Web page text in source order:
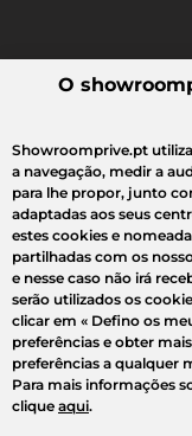
Pesquisar
Todas as vendas
O
Showroomprive.pt
a navegação, medir a
para lhe propor, junto
adaptadas aos seus
estes cookies e
partilhadas com os
e nesse caso não irá
serão utilizados os
clicar em « Defino os
preferências e obter
preferências a qualquer
Para mais informações
clique aqui.